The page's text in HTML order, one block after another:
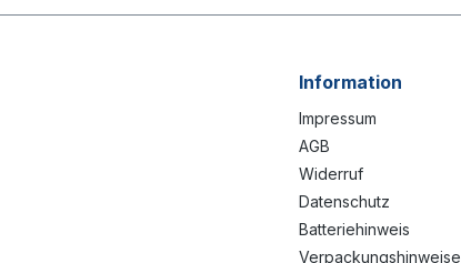
Information
Impressum
AGB
Widerruf
Datenschutz
Batteriehinweis
Verpackungshinweise